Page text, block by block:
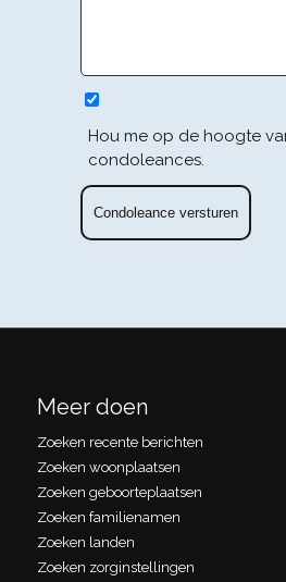
Hou me op de hoogte
condoleances.
Meer doen
Zoeken recente berichten
Zoeken woonplaatsen
Zoeken geboorteplaatsen
Zoeken familienamen
Zoeken landen
Zoeken zorginstellingen